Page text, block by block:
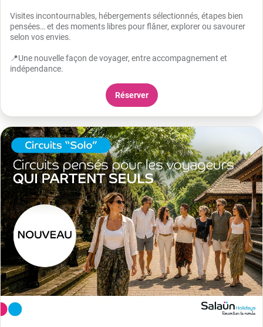
Visites incontournables, hébergements sélectionnés, étapes bien
pensées… et des moments libres pour flâner, explorer ou savourer
selon vos envies.
📍Une nouvelle façon de voyager, entre accompagnement et
indépendance.
Réserver